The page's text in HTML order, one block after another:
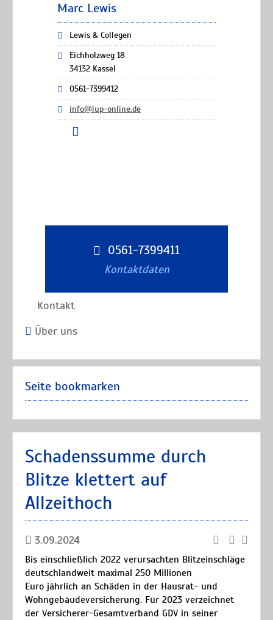
Marc Lewis
Lewis & Collegen
Eichholzweg 18
34132 Kassel
0561-7399412
info@lup-online.de
0561-7399411
Kontaktdaten
Kontakt
Über uns
Seite bookmarken
Schadenssumme durch
Blitze klettert auf
Allzeithoch
3.09.2024
Bis einschließlich 2022 verursachten Blitzeinschläge
deutschlandweit maximal 250 Millionen
Euro jährlich an Schäden in der Hausrat- und
Wohngebäudeversicherung. Für 2023 verzeichnet
der Versicherer-Gesamtverband GDV in seiner